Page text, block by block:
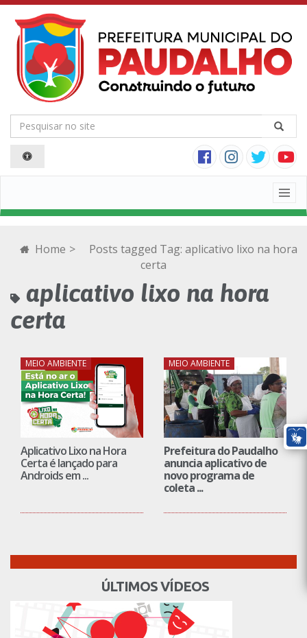
Home > Posts tagged Tag: aplicativo lixo na hora
certa
aplicativo lixo na hora
certa
MEIO AMBIENTE
Aplicativo Lixo na Hora
Certa é lançado para
Androids em ...
MEIO AMBIENTE
Prefeitura do Paudalho
anuncia aplicativo de
novo programa de
coleta ...
ÚLTIMOS VÍDEOS